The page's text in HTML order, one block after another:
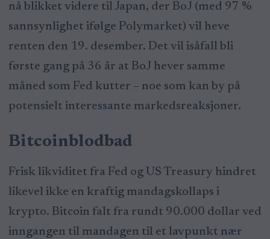
nå blikket videre til Japan, der BoJ (med 97 %
sannsynlighet ifølge Polymarket) vil heve
renten den 19. desember. Det vil isåfall bli
første gang på 36 år at BoJ hever samme
måned som Fed kutter – noe som kan by på
potensielt interessante markedsreaksjoner.
Bitcoinblodbad
Frisk likviditet fra Fed og US Treasury hindret
likevel ikke en kraftig mandagskollaps i
krypto. Bitcoin falt fra rundt 90.000 dollar ved
inngangen til mandagen til et lavpunkt nær